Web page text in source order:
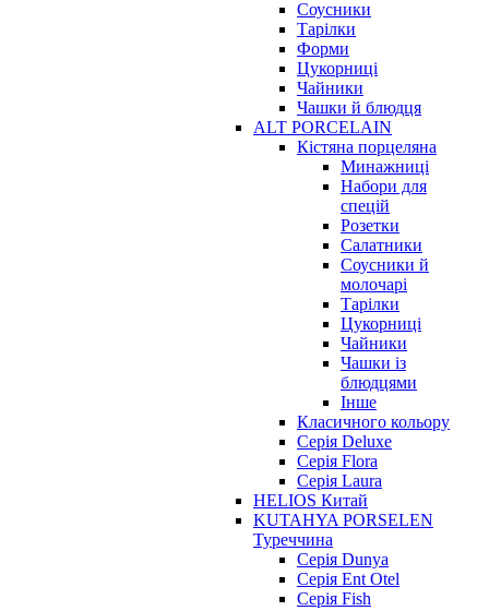
Соусники
Тарілки
Форми
Цукорниці
Чайники
Чашки й блюдця
ALT PORCELAIN
Кістяна порцеляна
Минажниці
Набори для
спецій
Розетки
Салатники
Соусники й
молочарі
Тарілки
Цукорниці
Чайники
Чашки із
блюдцями
Інше
Класичного кольору
Серія Deluxe
Серія Flora
Серія Laura
HELIOS Китай
KUTAHYA PORSELEN
Туреччина
Серія Dunya
Серія Ent Otel
Серія Fish